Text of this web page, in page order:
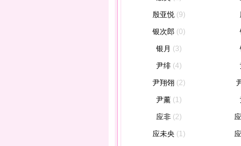
殷亚悦 (9)
银次郎 (0)
银月 (3)
尹绯 (4)
尹翔翎 (2)
尹薰 (1)
应非 (2)
应未央 (1)